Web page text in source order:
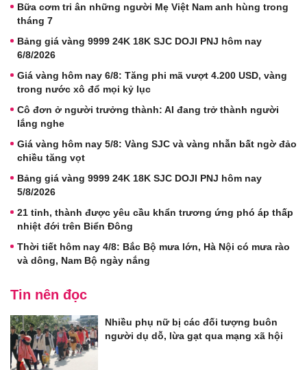
Bữa cơm tri ân những người Mẹ Việt Nam anh hùng trong
tháng 7
Bảng giá vàng 9999 24K 18K SJC DOJI PNJ hôm nay
6/8/2026
Giá vàng hôm nay 6/8: Tăng phi mã vượt 4.200 USD, vàng
trong nước xô đổ mọi kỷ lục
Cô đơn ở người trưởng thành: AI đang trở thành người
lắng nghe
Giá vàng hôm nay 5/8: Vàng SJC và vàng nhẫn bất ngờ đảo
chiều tăng vọt
Bảng giá vàng 9999 24K 18K SJC DOJI PNJ hôm nay
5/8/2026
21 tỉnh, thành được yêu cầu khẩn trương ứng phó áp thấp
nhiệt đới trên Biển Đông
Thời tiết hôm nay 4/8: Bắc Bộ mưa lớn, Hà Nội có mưa rào
và dông, Nam Bộ ngày nắng
Tin nên đọc
Nhiều phụ nữ bị các đối tượng buôn
người dụ dỗ, lừa gạt qua mạng xã hội